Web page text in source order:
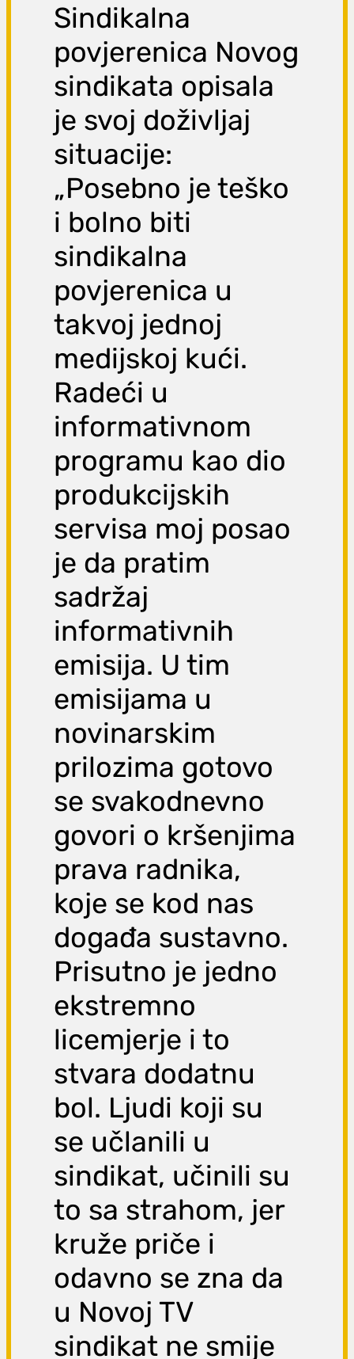
Sindikalna
povjerenica Novog
sindikata opisala
je svoj doživljaj
situacije:
„Posebno je teško
i bolno biti
sindikalna
povjerenica u
takvoj jednoj
medijskoj kući.
Radeći u
informativnom
programu kao dio
produkcijskih
servisa moj posao
je da pratim
sadržaj
informativnih
emisija. U tim
emisijama u
novinarskim
prilozima gotovo
se svakodnevno
govori o kršenjima
prava radnika,
koje se kod nas
događa sustavno.
Prisutno je jedno
ekstremno
licemjerje i to
stvara dodatnu
bol. Ljudi koji su
se učlanili u
sindikat, učinili su
to sa strahom, jer
kruže priče i
odavno se zna da
u Novoj TV
sindikat ne smije